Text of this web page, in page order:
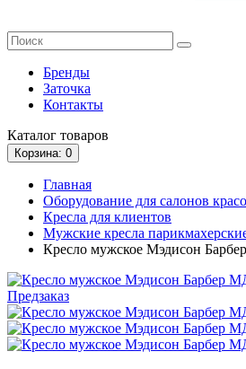
Бренды
Заточка
Контакты
Каталог товаров
Корзина: 0
Главная
Оборудование для салонов
Кресла для клиентов
Мужские кресла
Кресло мужское Мэдисон
Предзаказ